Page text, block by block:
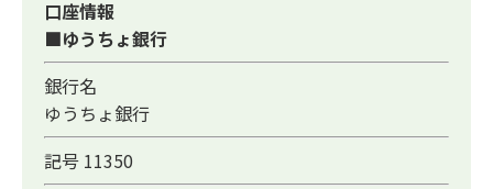
口座情報
■ゆうちょ銀行
銀行名
ゆうちょ銀行
記号 11350